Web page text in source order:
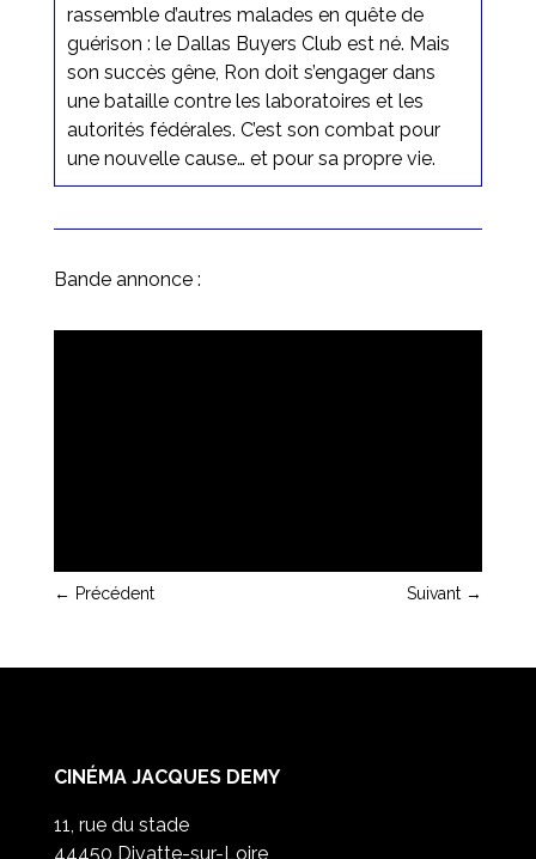
rassemble d’autres malades en quête de
guérison : le Dallas Buyers Club est né. Mais
son succès gêne, Ron doit s’engager dans
une bataille contre les laboratoires et les
autorités fédérales. C’est son combat pour
une nouvelle cause… et pour sa propre vie.
Bande annonce :
← Précédent Suivant →
CINÉMA JACQUES DEMY
11, rue du stade
44450 Divatte-sur-Loire